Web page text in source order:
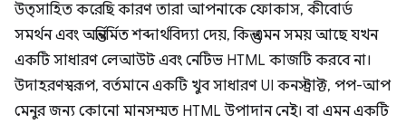
উত্সাহিত করেছি কারণ তারা আপনাকে ফোকাস, কীবোর্ড
সমর্থন এবং অন্তর্নির্মিত শব্দার্থবিদ্যা দেয়, কিন্তু এমন সময় আছে যখন
একটি সাধারণ লেআউট এবং নেটিভ HTML কাজটি করবে না।
উদাহরণস্বরূপ, বর্তমানে একটি খুব সাধারণ UI কনস্ট্রাক্ট, পপ-আপ
মেনুর জন্য কোনো মানসম্মত HTML উপাদান নেই। বা এমন একটি